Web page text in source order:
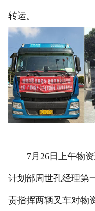
转运。
7月26日上午物
计划部周世孔经理第
责指挥两辆叉车对物